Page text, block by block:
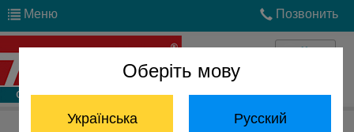
Оберіть мову
Українська Русский
Меню Позвонить
Войти
Отдел запчастей: (068) 824-24-24